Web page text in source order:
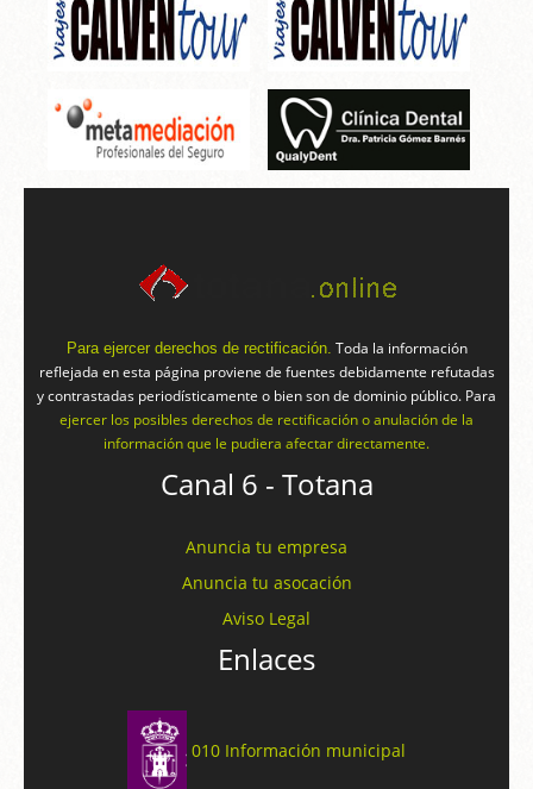
Para ejercer derechos de rectificación. Toda la información
reflejada en esta página proviene de fuentes debidamente refutadas
y contrastadas periodísticamente o bien son de dominio público. Para
ejercer los posibles derechos de rectificación o anulación de la
información que le pudiera afectar directamente.
Canal 6 - Totana
Anuncia tu empresa
Anuncia tu asocación
Aviso Legal
Enlaces
010 Información municipal